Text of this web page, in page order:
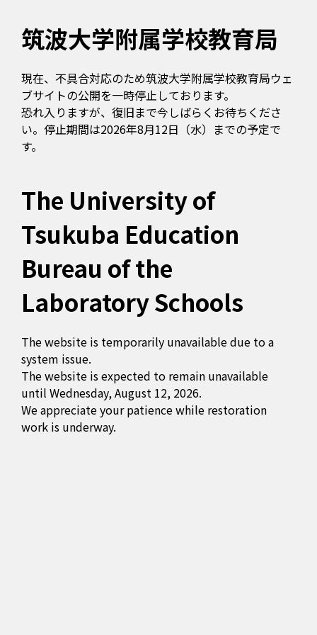
筑波大学附属学校教育局
現在、不具合対応のため筑波大学附属学校教育局ウェ
ブサイトの公開を一時停止しております。
恐れ入りますが、復旧まで今しばらくお待ちくださ
い。停止期間は2026年8月12日（水）までの予定で
す。
The University of
Tsukuba Education
Bureau of the
Laboratory Schools
The website is temporarily unavailable due to a
system issue.
The website is expected to remain unavailable
until Wednesday, August 12, 2026.
We appreciate your patience while restoration
work is underway.